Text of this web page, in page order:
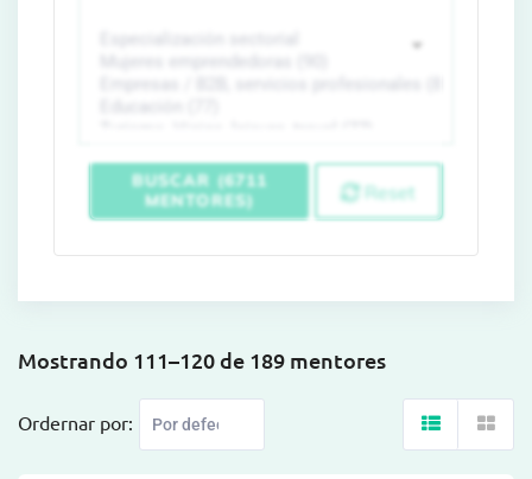
BUSCAR (6711
MENTORES)
Reset
Mostrando 111–120 de 189 mentores
Ordernar por: